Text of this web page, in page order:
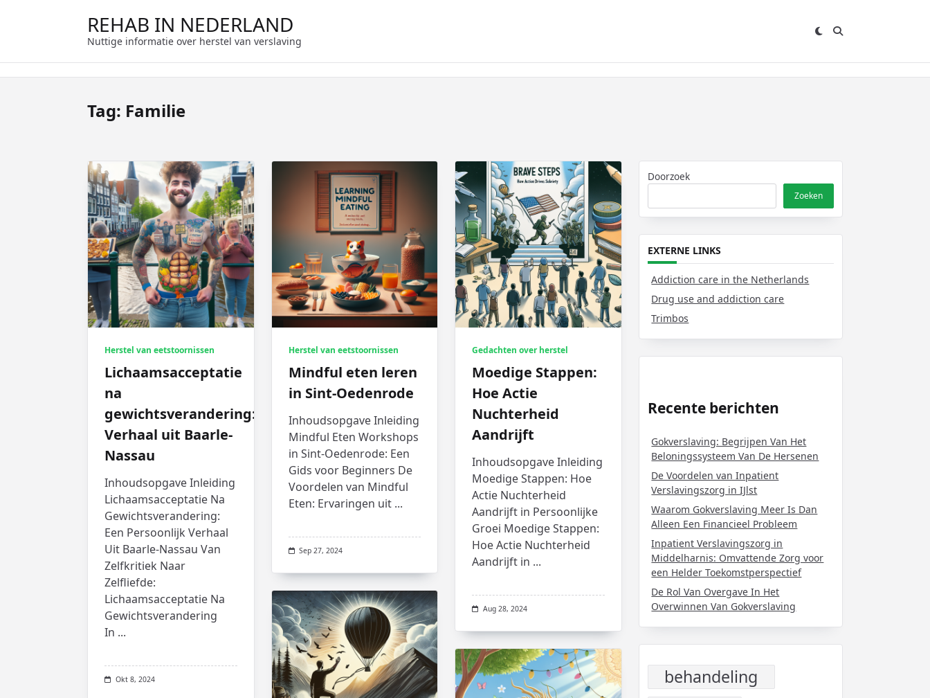
REHAB IN NEDERLAND
Nuttige informatie over herstel van verslaving
Tag: Familie
Herstel van eetstoornissen
Lichaamsacceptatie
na
gewichtsverandering:
Verhaal uit Baarle-
Nassau
Inhoudsopgave Inleiding
Lichaamsacceptatie Na
Gewichtsverandering:
Een Persoonlijk Verhaal
Uit Baarle-Nassau Van
Zelfkritiek Naar
Zelfliefde:
Lichaamsacceptatie Na
Gewichtsverandering
In ...
Okt 8, 2024
Herstel van eetstoornissen
Mindful eten leren
in Sint-Oedenrode
Inhoudsopgave Inleiding
Mindful Eten Workshops
in Sint-Oedenrode: Een
Gids voor Beginners De
Voordelen van Mindful
Eten: Ervaringen uit ...
Sep 27, 2024
Gedachten over herstel
Moedige Stappen:
Hoe Actie
Nuchterheid
Aandrijft
Inhoudsopgave Inleiding
Moedige Stappen: Hoe
Actie Nuchterheid
Aandrijft in Persoonlijke
Groei Moedige Stappen:
Hoe Actie Nuchterheid
Aandrijft in ...
Aug 28, 2024
Doorzoek
Zoeken
EXTERNE LINKS
Addiction care in the Netherlands
Drug use and addiction care
Trimbos
Recente berichten
Gokverslaving: Begrijpen Van Het
Beloningssysteem Van De Hersenen
De Voordelen van Inpatient
Verslavingszorg in IJlst
Waarom Gokverslaving Meer Is Dan
Alleen Een Financieel Probleem
Inpatient Verslavingszorg in
Middelharnis: Omvattende Zorg voor
een Helder Toekomstperspectief
De Rol Van Overgave In Het
Overwinnen Van Gokverslaving
behandeling